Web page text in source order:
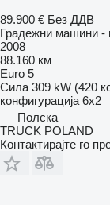
89.900 € Без ДДВ
Градежни машини -
2008
88.160 км
Euro 5
Сила 309 kW (420
конфигурација 6x2
Полска
TRUCK POLAND
Контактирајте го